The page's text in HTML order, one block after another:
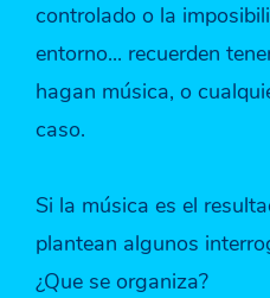
controlado o la
entorno... recuerden
hagan música, o
caso.
Si la música es el
plantean algunos
¿Que se organiza?